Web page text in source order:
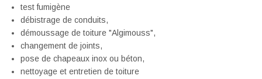
test fumigène
débistrage de conduits,
démoussage de toiture "Algimouss",
changement de joints,
pose de chapeaux inox ou béton,
nettoyage et entretien de toiture